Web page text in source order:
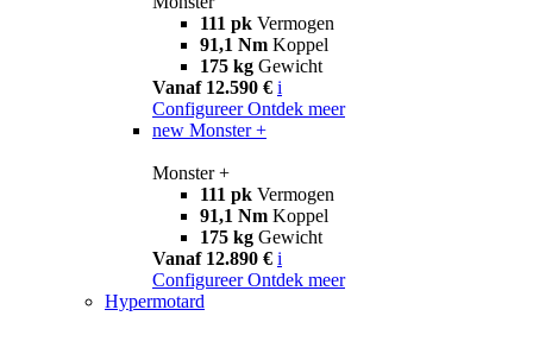
111 pk Vermogen
91,1 Nm Koppel
175 kg Gewicht
Vanaf 12.590 € i
Configureer Ontdek meer
new Monster +
Monster +
111 pk Vermogen
91,1 Nm Koppel
175 kg Gewicht
Vanaf 12.890 € i
Configureer Ontdek meer
Hypermotard